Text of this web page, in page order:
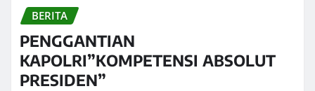
BERITA
PENGGANTIAN
KAPOLRI”KOMPETENSI ABSOLUT
PRESIDEN”